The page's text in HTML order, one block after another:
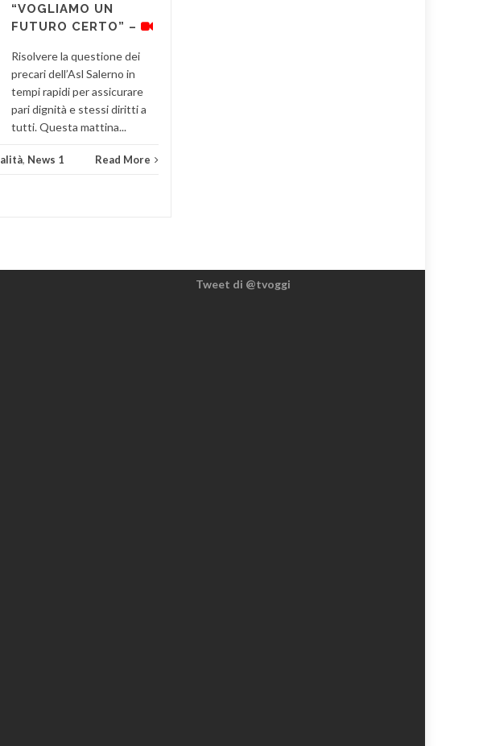
“VOGLIAMO UN
FUTURO CERTO” –
Risolvere la questione dei
precari dell’Asl Salerno in
tempi rapidi per assicurare
pari dignità e stessi diritti a
tutti. Questa mattina...
, News 1 Read More
Tweet di @tvoggi